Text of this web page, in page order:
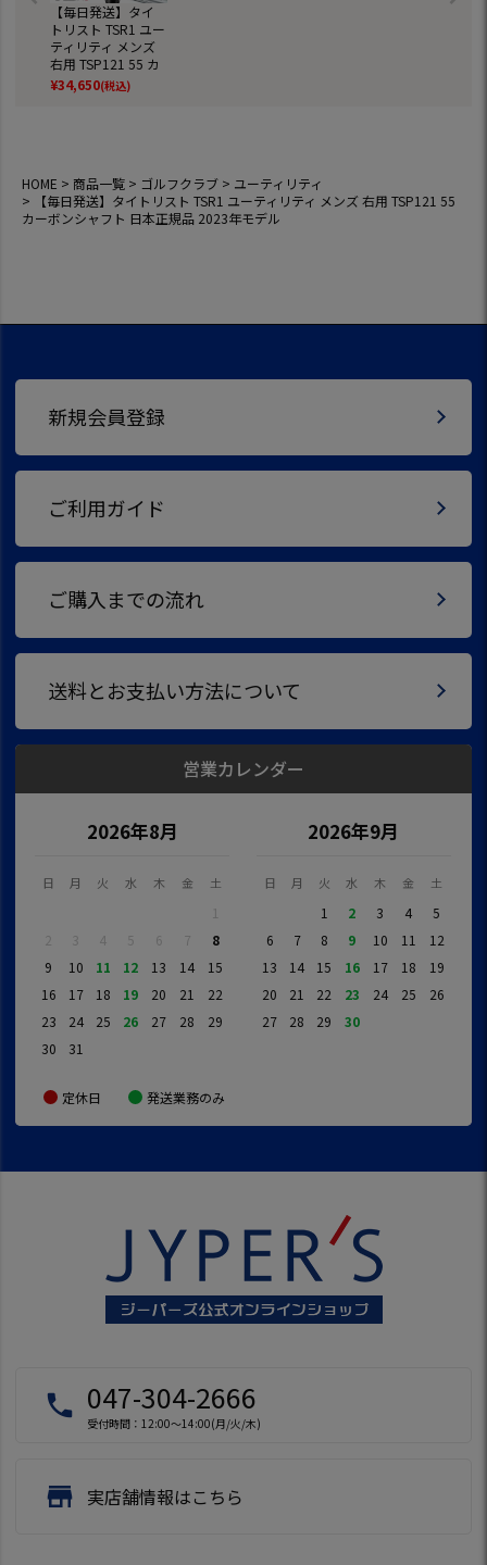
【毎日発送】タイ
トリスト TSR1 ユー
ティリティ メンズ
右用 TSP121 55 カ
ーボンシャフト 日
本正規品 2023年モ
¥34,650(税込)
HOME 商品一覧 ゴルフクラブ
ユーティリティ
【毎日発送】タイトリスト TSR1 ユーティリティ メンズ 右用 TSP121 55
カーボンシャフト 日本正規品 2023年モデル
新規会員登録
ご利用ガイド
ご購入までの流れ
送料とお支払い方法について
営業カレンダー
2026年8月
日 月 火 水 木 金 土
1
2
3 4 5 6 7
8
9
10 11 12 13 14
15
16
17 18 19 20 21
22
23
24 25 26 27 28
29
30
31
2026年9月
日 月 火 水 木 金 土
1 2 3 4
5
6
7 8 9 10 11
12
13
14 15 16 17 18
19
20
21 22 23 24 25
26
27
28 29 30
定休日 発送業務のみ
local_phone 047-304-2666
受付時間：12:00～14:00(月/火/木)
store 実店舗情報はこちら